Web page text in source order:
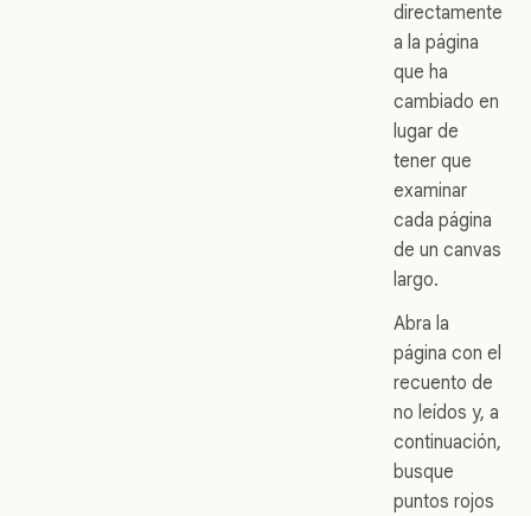
directamente
a la página
que ha
cambiado en
lugar de
tener que
examinar
cada página
de un canvas
largo.
Abra la
página con el
recuento de
no leídos y, a
continuación,
busque
puntos rojos